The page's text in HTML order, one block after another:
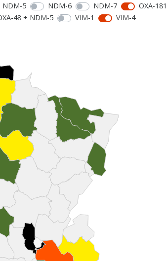
NDM-5 NDM-6 NDM-7 OXA-181
48 + NDM-5 VIM-1 VIM-4